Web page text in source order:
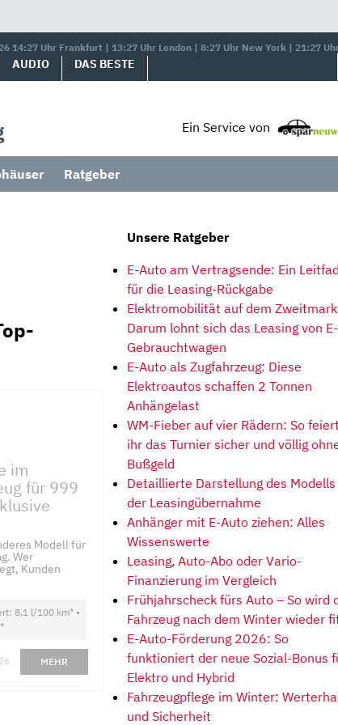
14:27 Uhr Frankfurt | 13:27 Uhr London | 8:27 Uhr New York | 21:27
AUDIO DAS BESTE
Ein Service von
Ratgeber
im
für 999
Modell für
Wer
Kunden
8,1 l/100 km* •
*
MEHR
Unsere Ratgeber
E-Auto am Vertragsende: Ein
für die Leasing-Rückgabe
Elektromobilität auf dem
Darum lohnt sich das Leasing von E-
Gebrauchtwagen
E-Auto als Zugfahrzeug: Diese
Elektroautos schaffen 2 Tonnen
Anhängelast
WM-Fieber auf vier Rädern: So feiert
ihr das Turnier sicher und völlig
Bußgeld
Detaillierte Darstellung des Modells
der Leasingübernahme
Anhänger mit E-Auto ziehen: Alles
Wissenswerte
Leasing, Auto-Abo oder Vario-
Finanzierung im Vergleich
Frühjahrscheck fürs Auto – So wird
Fahrzeug nach dem Winter wieder
E-Auto-Förderung 2026: So
funktioniert der neue Sozial-Bonus
Elektro und Hybrid
Fahrzeugpflege im Winter:
und Sicherheit